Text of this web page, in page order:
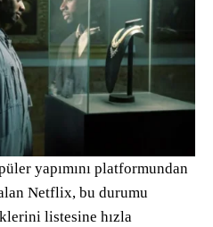
yapımını platformundan
Netflix, bu durumu
listesine hızla